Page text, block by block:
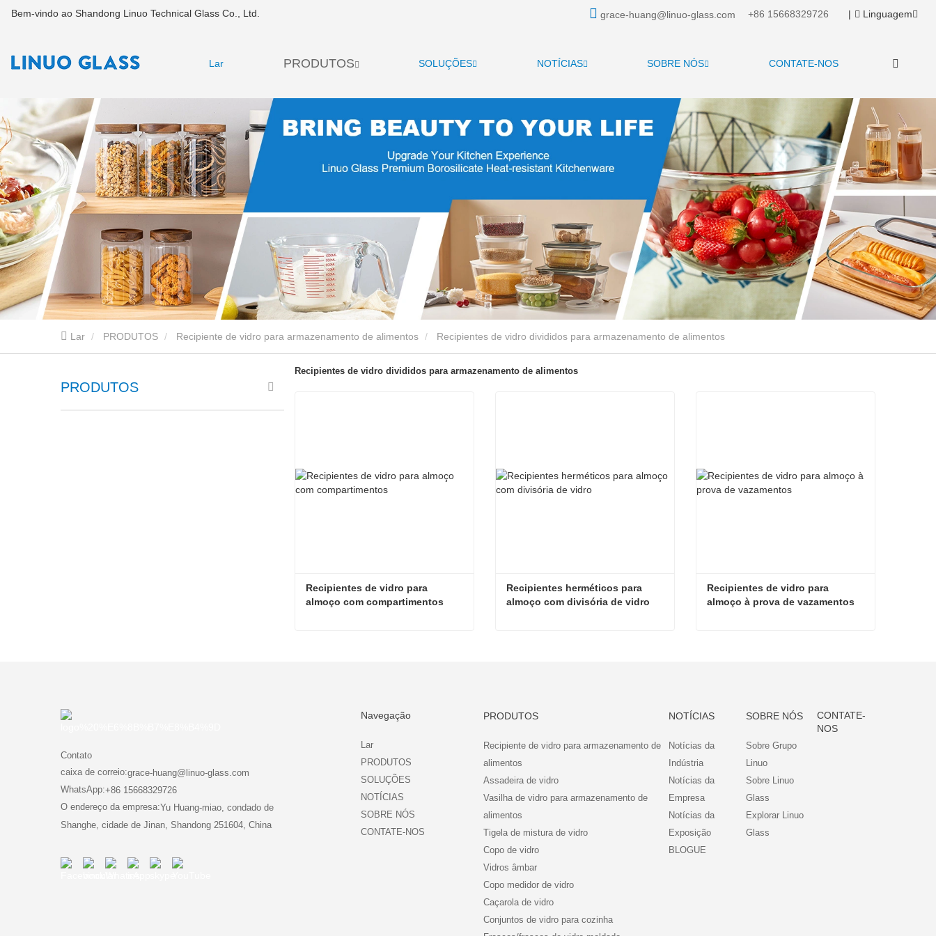
Bem-vindo ao Shandong Linuo Technical Glass Co., Ltd. grace-huang@linuo-glass.com +86 15668329726 | Linguagem
Lar PRODUTOS SOLUÇÕES NOTÍCIAS SOBRE NÓS CONTATE-NOS
Lar PRODUTOS Recipiente de vidro para armazenamento de alimentos Recipientes de vidro divididos para armazenamento de alimentos
PRODUTOS
Recipientes de vidro divididos para armazenamento de alimentos
Recipientes de vidro para
almoço com compartimentos
Recipientes herméticos para
almoço com divisória de vidro
Recipientes de vidro para
almoço à prova de vazamentos
Contato
caixa de correio:grace-huang@linuo-glass.com
WhatsApp:+86 15668329726
O endereço da empresa:Yu Huang-miao, condado de
Shanghe, cidade de Jinan, Shandong 251604, China
Navegação
Lar
PRODUTOS
SOLUÇÕES
NOTÍCIAS
SOBRE NÓS
CONTATE-NOS
PRODUTOS
Recipiente de vidro para armazenamento de
alimentos
Assadeira de vidro
Vasilha de vidro para armazenamento de
alimentos
Tigela de mistura de vidro
Copo de vidro
Vidros âmbar
Copo medidor de vidro
Caçarola de vidro
Conjuntos de vidro para cozinha
NOTÍCIAS
Notícias da
Indústria
Notícias da
Empresa
Notícias da
Exposição
BLOGUE
SOBRE NÓS
Sobre Grupo
Linuo
Sobre Linuo
Glass
Explorar Linuo
Glass
CONTATE-
NOS